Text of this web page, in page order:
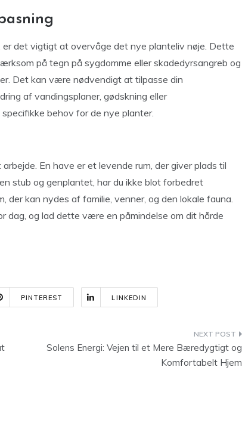
det vigtigt at overvåge det nye planteliv nøje. Dette
på tegn på sygdomme eller skadedyrsangreb og
Det kan være nødvendigt at tilpasse din
af vandingsplaner, gødskning eller
behov for de nye planter.
En have er et levende rum, der giver plads til
stub og genplantet, har du ikke blot forbedret
kan nydes af familie, venner, og den lokale fauna.
dag, og lad dette være en påmindelse om dit hårde
PINTEREST LINKEDIN
Solens Energi: Vejen til et Mere Bæredygtigt og
Komfortabelt Hjem